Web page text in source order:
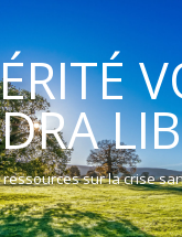
sur la crise